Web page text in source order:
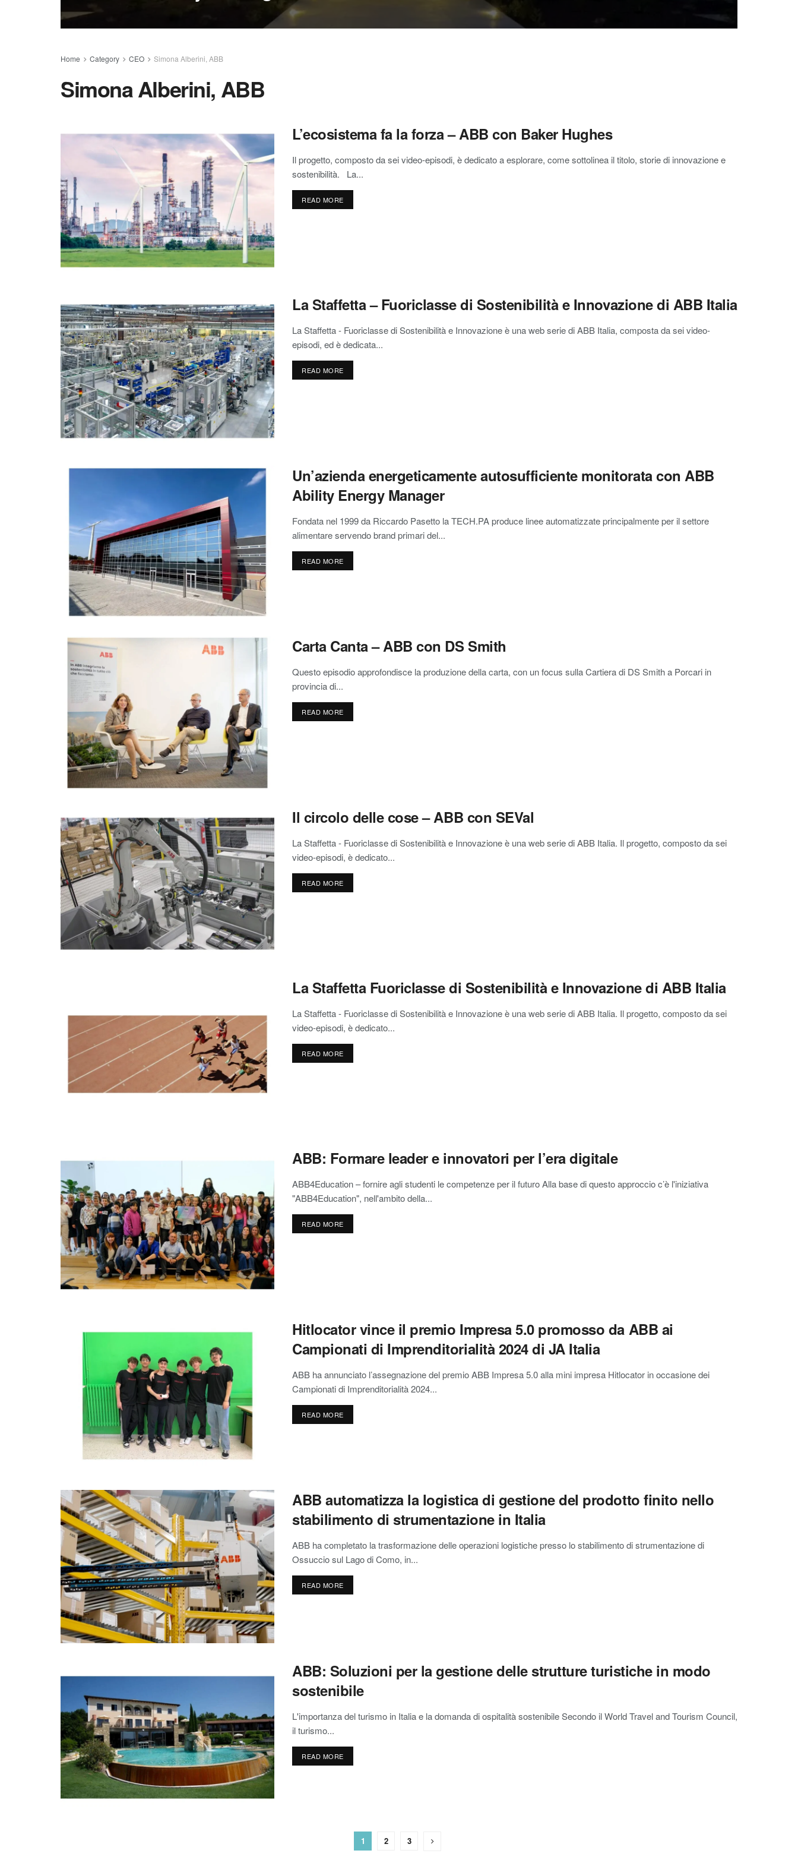
Home Category CEO Simona Alberini, ABB
Simona Alberini, ABB
L’ecosistema fa la forza – ABB con Baker Hughes
Il progetto, composto da sei video-episodi, è dedicato a esplorare, come sottolinea il titolo, storie di innovazione e
sostenibilità. La...
READ MORE
La Staffetta – Fuoriclasse di Sostenibilità e Innovazione di ABB Italia
La Staffetta - Fuoriclasse di Sostenibilità e Innovazione è una web serie di ABB Italia, composta da sei video-
episodi, ed è dedicata...
READ MORE
Un’azienda energeticamente autosufficiente monitorata con ABB
Ability Energy Manager
Fondata nel 1999 da Riccardo Pasetto la TECH.PA produce linee automatizzate principalmente per il settore
alimentare servendo brand primari del...
READ MORE
Carta Canta – ABB con DS Smith
Questo episodio approfondisce la produzione della carta, con un focus sulla Cartiera di DS Smith a Porcari in
provincia di...
READ MORE
Il circolo delle cose – ABB con SEVal
La Staffetta - Fuoriclasse di Sostenibilità e Innovazione è una web serie di ABB Italia. Il progetto, composto da sei
video-episodi, è dedicato...
READ MORE
La Staffetta Fuoriclasse di Sostenibilità e Innovazione di ABB Italia
La Staffetta - Fuoriclasse di Sostenibilità e Innovazione è una web serie di ABB Italia. Il progetto, composto da sei
video-episodi, è dedicato...
READ MORE
ABB: Formare leader e innovatori per l’era digitale
ABB4Education – fornire agli studenti le competenze per il futuro Alla base di questo approccio c’è l'iniziativa
"ABB4Education", nell'ambito della...
READ MORE
Hitlocator vince il premio Impresa 5.0 promosso da ABB ai
Campionati di Imprenditorialità 2024 di JA Italia
ABB ha annunciato l’assegnazione del premio ABB Impresa 5.0 alla mini impresa Hitlocator in occasione dei
Campionati di Imprenditorialità 2024...
READ MORE
ABB automatizza la logistica di gestione del prodotto finito nello
stabilimento di strumentazione in Italia
ABB ha completato la trasformazione delle operazioni logistiche presso lo stabilimento di strumentazione di
Ossuccio sul Lago di Como, in...
READ MORE
ABB: Soluzioni per la gestione delle strutture turistiche in modo
sostenibile
L'importanza del turismo in Italia e la domanda di ospitalità sostenibile Secondo il World Travel and Tourism Council,
il turismo...
READ MORE
1 2 3